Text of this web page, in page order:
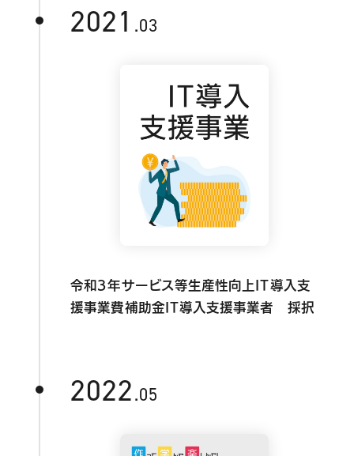
2021 .03
令和3年サービス等生産性向上IT導入支
援事業費補助金IT導入支援事業者 採択
2022.05